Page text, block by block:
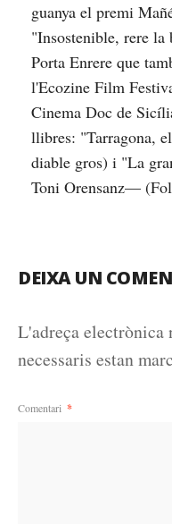
guanya el premi
"Insostenible, rere la
Porta Enrere que
l'Ecozine Film
Cinema Doc de
llibres: "Tarragona,
diable gros) i "La
Toni Orensanz—
DEIXA UN
L'adreça electrònica
necessaris estan
Comentari *